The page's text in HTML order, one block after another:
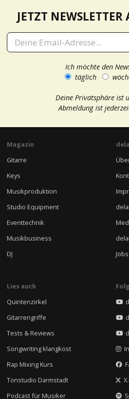
JETZT
Ich möchte den
täglich
Deine Privatsphäre ist
Abmeldung ist
Magazin
Gitarre
Keys
Musikproduktion
Studio Equipment
Eventtechnik
Musikbusiness
DJ
Lies auch
Quintenzirkel
Gitarrengriffe
Tests & Reviews
Songwriting klangkost
Rap Mixing Kurs
Tonstudio Darmstadt
Podcast für Musiker